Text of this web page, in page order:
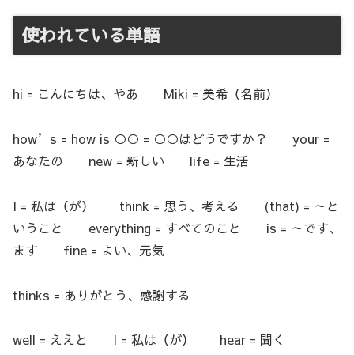
使われている単語
hi = こんにちは、やあ Miki = 美希（名前）
how’s = how is ○○ = ○○はどうですか？ your =
あなたの new = 新しい life = 生活
I = 私は（が） think = 思う、考える (that) = ～と
いうこと everything = すべてのこと is = ～です、
ます fine = よい、元気
thinks = ありがとう、感謝する
well = ええと I = 私は（が） hear = 聞く